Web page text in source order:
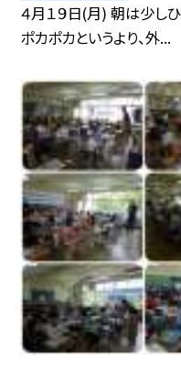
４月１９日(月) 朝は少し
ポカポカというより、外...